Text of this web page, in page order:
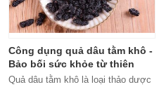
Công dụng quả dâu tằm khô -
Bảo bối sức khỏe từ thiên
nhiên
Quả dâu tằm khô là loại thảo dược